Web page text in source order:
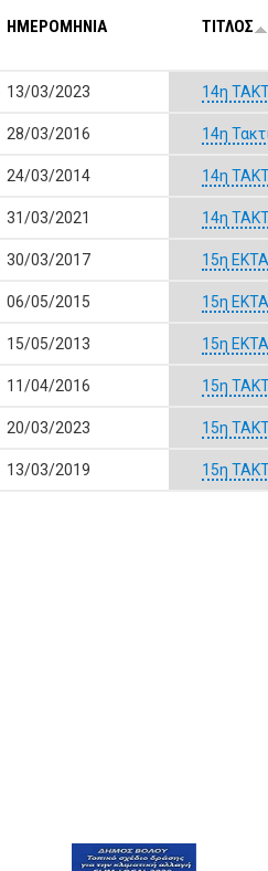
ΗΜΕΡΟΜΗΝΙΑ ΤΙΤΛΟΣ
13/03/2023 14η
28/03/2016 14η
24/03/2014 14η
31/03/2021 14η
30/03/2017 15η
06/05/2015 15η
15/05/2013 15η
11/04/2016 15η
20/03/2023 15η
13/03/2019 15η